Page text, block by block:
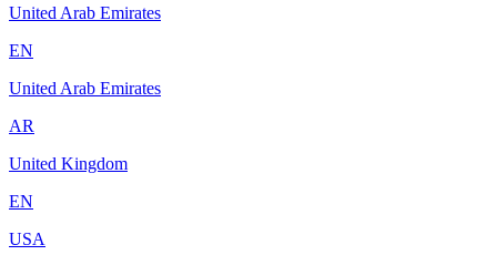
United Arab Emirates
EN
United Arab Emirates
AR
United Kingdom
EN
USA